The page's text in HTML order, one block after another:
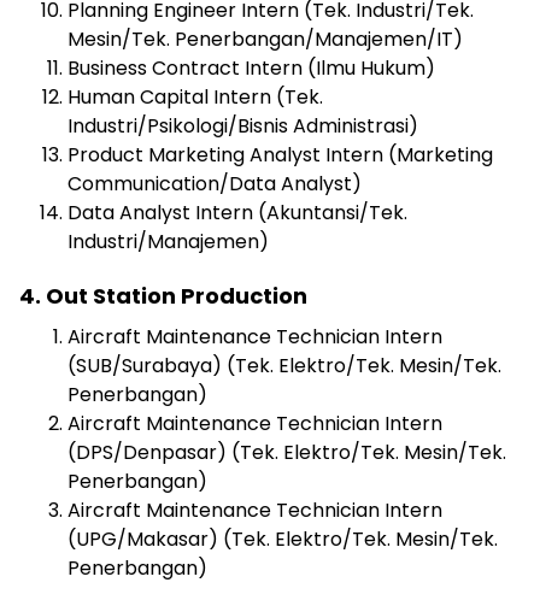
Planning Engineer Intern (Tek. Industri/Tek.
Mesin/Tek. Penerbangan/Manajemen/IT)
Business Contract Intern (Ilmu Hukum)
Human Capital Intern (Tek.
Industri/Psikologi/Bisnis Administrasi)
Product Marketing Analyst Intern (Marketing
Communication/Data Analyst)
Data Analyst Intern (Akuntansi/Tek.
Industri/Manajemen)
4. Out Station Production
Aircraft Maintenance Technician Intern
(SUB/Surabaya) (Tek. Elektro/Tek. Mesin/Tek.
Penerbangan)
Aircraft Maintenance Technician Intern
(DPS/Denpasar) (Tek. Elektro/Tek. Mesin/Tek.
Penerbangan)
Aircraft Maintenance Technician Intern
(UPG/Makasar) (Tek. Elektro/Tek. Mesin/Tek.
Penerbangan)